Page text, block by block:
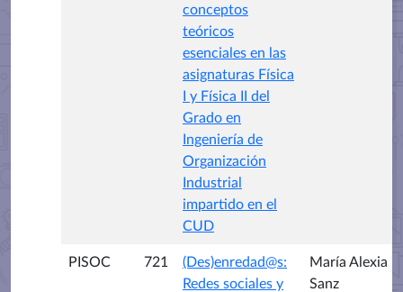
conceptos
teóricos
esenciales en las
asignaturas Física
I y Física II del
Grado en
Ingeniería de
Organización
Industrial
impartido en el
CUD
PISOC 721
(Des)enredad@s:
Redes sociales y
María Alexia
Sanz